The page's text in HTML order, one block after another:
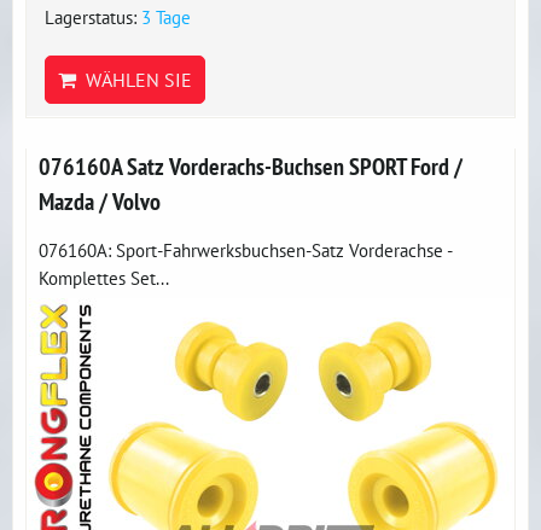
Lagerstatus: 3 Tage
WÄHLEN SIE
076160A Satz Vorderachs-Buchsen SPORT Ford /
Mazda / Volvo
076160A: Sport-Fahrwerksbuchsen-Satz Vorderachse -
Komplettes Set...